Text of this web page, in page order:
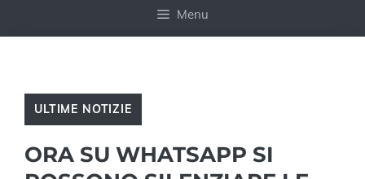
Menu
ULTIME NOTIZIE
ORA SU WHATSAPP SI